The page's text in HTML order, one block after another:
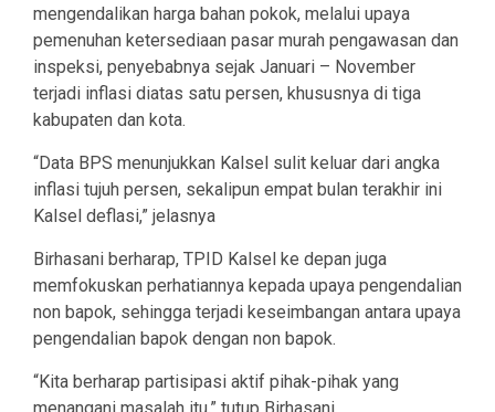
mengendalikan harga bahan pokok, melalui upaya
pemenuhan ketersediaan pasar murah pengawasan dan
inspeksi, penyebabnya sejak Januari – November
terjadi inflasi diatas satu persen, khususnya di tiga
kabupaten dan kota.
“Data BPS menunjukkan Kalsel sulit keluar dari angka
inflasi tujuh persen, sekalipun empat bulan terakhir ini
Kalsel deflasi,” jelasnya
Birhasani berharap, TPID Kalsel ke depan juga
memfokuskan perhatiannya kepada upaya pengendalian
non bapok, sehingga terjadi keseimbangan antara upaya
pengendalian bapok dengan non bapok.
“Kita berharap partisipasi aktif pihak-pihak yang